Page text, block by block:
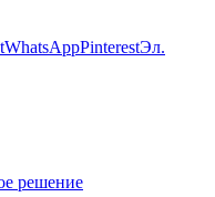
WhatsAppPinterestЭл.
решение